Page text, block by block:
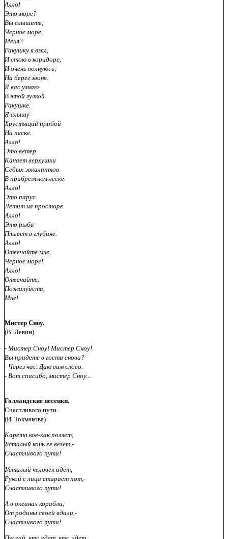
Алло!
Это море?
Вы слышите,
Черное море,
Меня?
Ракушку я взял,
И стою в коридоре,
И очень волнуюсь,
На берег звоня.
Я вас узнаю
В этой гулкой
Ракушке.
Я слышу
Хрустящий прибой
На песке.
Алло!
Это ветер
Качает верхушки
Седых эвкалиптов
В прибрежном леске.
Алло!
Это парус
Летит на просторе.
Алло!
Это рыба
Плывет в глубине.
Алло!
Отвечайте мне,
Черное море!
Алло!
Отвечайте,
Пожалуйста,
Мне!
Мистер Сноу.
(В. Левин)
- Мистер Сноу! Мистер Сноу!
Вы придете в гости снова?
- Через час. Даю вам слово.
- Вот спасибо, мистер Сноу...
Голландские песенки.
Счастливого пути.
(И. Токмакова)
Карета кое-как ползет,
Усталый конь ее везет,-
Счастливого пути!
Усталый человек идет,
Рукой с лица стирает пот,-
Счастливого пути!
А в океанах корабли,
От родины своей вдали,-
Счастливого пути!